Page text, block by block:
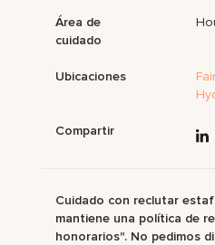
Área de
cuidado
Ubicaciones
Compartir
Cuidado con reclutar
mantiene una política de
honorarios". No pedimos